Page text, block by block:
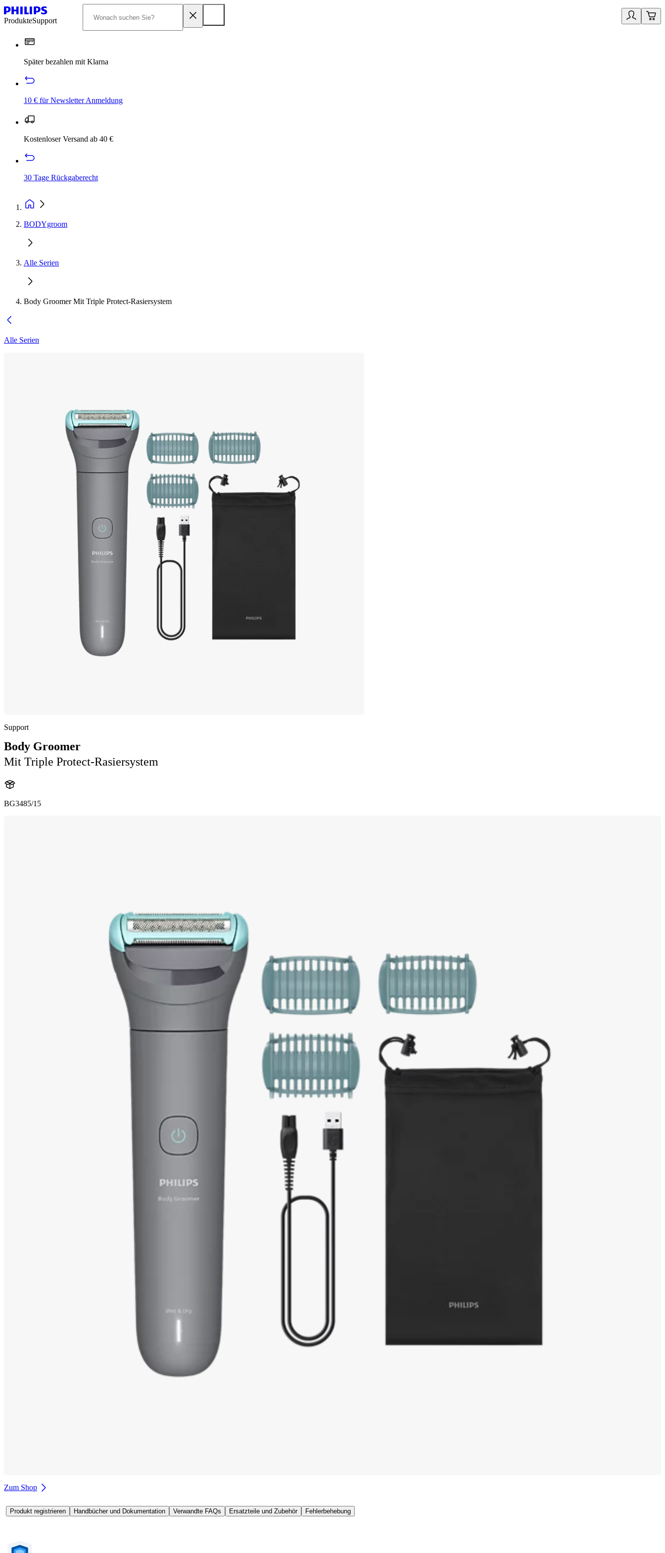
ProdukteSupport
Später bezahlen mit Klarna
10 € für Newsletter Anmeldung
Kostenloser Versand ab 40 €
30 Tage Rückgaberecht
BODYgroom
Alle Serien
Body Groomer Mit Triple Protect-Rasiersystem
Alle Serien
Support
Body Groomer
Mit Triple Protect-Rasiersystem
BG3485/15
Zum Shop
Produkt registrieren Handbücher und Dokumentation Verwandte FAQs Ersatzteile und Zubehör Fehlerbehebung